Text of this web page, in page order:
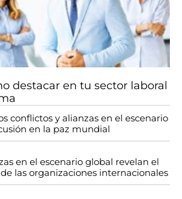
destacar en tu sector laboral
conflictos y alianzas en el escenario
en la paz mundial
en el escenario global revelan el
las organizaciones internacionales